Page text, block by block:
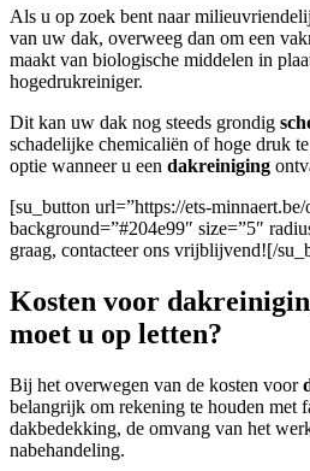
Als u op zoek bent naar
van uw dak, overweeg dan om een
maakt van biologische middelen in
hogedrukreiniger.
Dit kan uw dak nog steeds grondig
schadelijke chemicaliën of hoge druk
optie wanneer u een dakreiniging
[su_button url=”https://ets-
background=”#204e99″ size=”5″
graag, contacteer ons vrijblijvend![/
Kosten voor
moet u op letten?
Bij het overwegen van de kosten voor
belangrijk om rekening te houden met
dakbedekking, de omvang van het
nabehandeling.